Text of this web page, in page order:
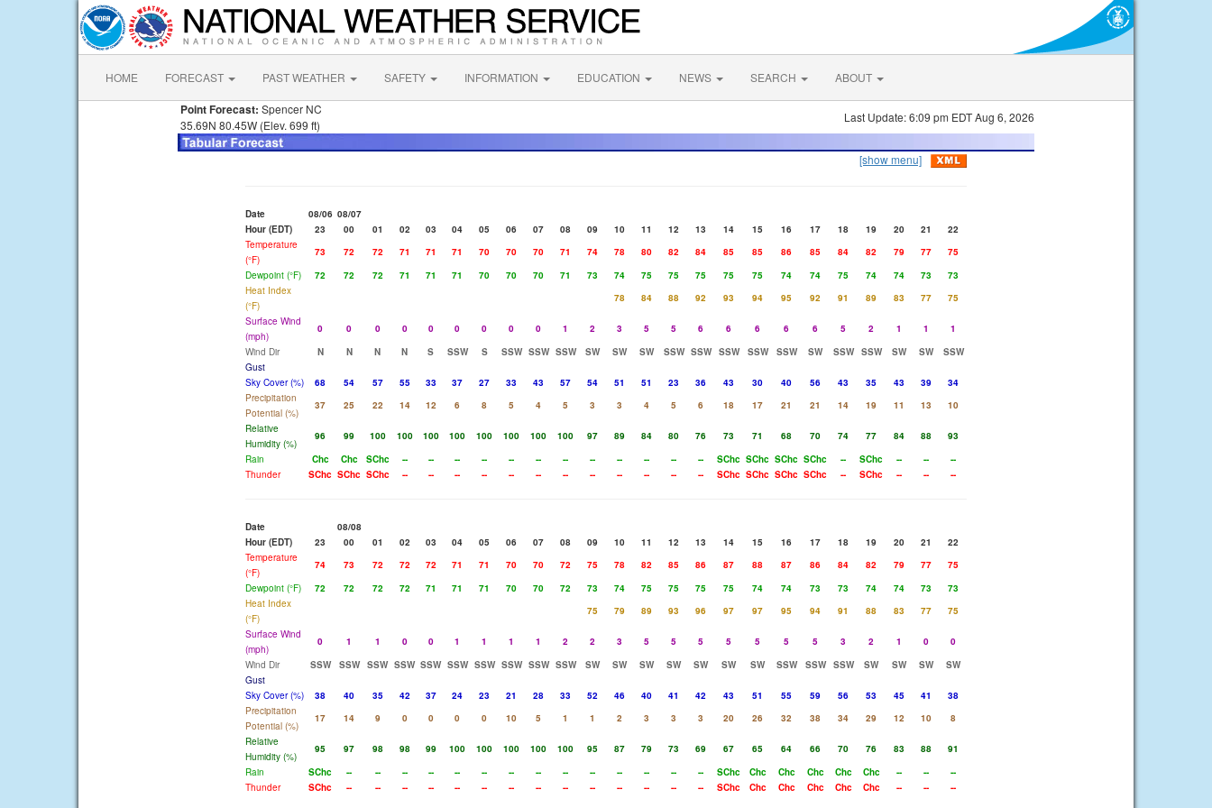
HOME FORECAST PAST WEATHER SAFETY INFORMATION EDUCATION NEWS SEARCH ABOUT
Point Forecast: Spencer NC
35.69N 80.45W (Elev. 699 ft)
Last Update: 6:09 pm EDT Aug 6, 2026
[show menu]
Date 08/06 08/07
Hour (EDT)
23 00 01 02 03 04 05 06 07 08 09 10 11 12 13 14 15 16 17 18 19 20 21
22
Temperature
(°F)
73 72 72 71 71 71 70 70 70 71 74 78 80 82 84 85 85 86 85 84 82 79 77
75
Dewpoint (°F)
72 72 72 71 71 71 70 70 70 71 73 74 75 75 75 75 75 74 74 75 74 74 73
73
Heat Index
(°F)
78 84 88 92 93 94 95 92 91 89 83 77
75
Surface Wind
(mph)
0 0 0 0 0 0 0 0 0 1 2 3 5 5 6 6 6 6 6 5 2 1 1
1
Wind Dir
N N N N S SSW S SSW SSW SSW SW SW SW SSW SSW SSW SSW SSW SW SSW SSW SW SW
SSW
Gust
Sky Cover (%)
68 54 57 55 33 37 27 33 43 57 54 51 51 23 36 43 30 40 56 43 35 43 39
34
Precipitation
Potential (%)
37 25 22 14 12 6 8 5 4 5 3 3 4 5 6 18 17 21 21 14 19 11 13
10
Relative
Humidity (%)
96 99 100 100 100 100 100 100 100 100 97 89 84 80 76 73 71 68 70 74 77 84 88
93
Rain
Chc Chc SChc -- -- -- -- -- -- -- -- -- -- -- -- SChc SChc SChc SChc -- SChc -- --
--
Thunder
SChc SChc SChc -- -- -- -- -- -- -- -- -- -- -- -- SChc SChc SChc SChc -- SChc -- -- --
Date
08/08
Hour (EDT)
23 00 01 02 03 04 05 06 07 08 09 10 11 12 13 14 15 16 17 18 19 20 21
22
Temperature
(°F)
74 73 72 72 72 71 71 70 70 72 75 78 82 85 86 87 88 87 86 84 82 79 77
75
Dewpoint (°F)
72 72 72 72 71 71 71 70 70 72 73 74 75 75 75 75 74 74 73 73 74 74 73
73
Heat Index
(°F)
75 79 89 93 96 97 97 95 94 91 88 83 77
75
Surface Wind
(mph)
0 1 1 0 0 1 1 1 1 2 2 3 5 5 5 5 5 5 5 3 2 1 0
0
Wind Dir
SSW SSW SSW SSW SSW SSW SSW SSW SSW SSW SW SW SW SW SW SW SW SSW SSW SSW SW SW SW
SW
Gust
Sky Cover (%)
38 40 35 42 37 24 23 21 28 33 52 46 40 41 42 43 51 55 59 56 53 45 41
38
Precipitation
Potential (%)
17 14 9 0 0 0 0 10 5 1 1 2 3 3 3 20 26 32 38 34 29 12 10
8
Relative
Humidity (%)
95 97 98 98 99 100 100 100 100 100 95 87 79 73 69 67 65 64 66 70 76 83 88
91
Rain
SChc -- -- -- -- -- -- -- -- -- -- -- -- -- -- SChc Chc Chc Chc Chc Chc -- --
--
Thunder
SChc -- -- -- -- -- -- -- -- -- -- -- -- -- -- SChc Chc Chc Chc Chc Chc -- -- --